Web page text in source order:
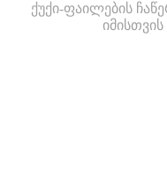
ქუქი-ფაილების